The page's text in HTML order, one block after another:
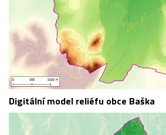
Digitální model reliéfu obce Baška